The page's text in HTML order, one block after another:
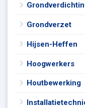
Grondverzet
Hijsen-Heffen
Hoogwerkers
Houtbewerking